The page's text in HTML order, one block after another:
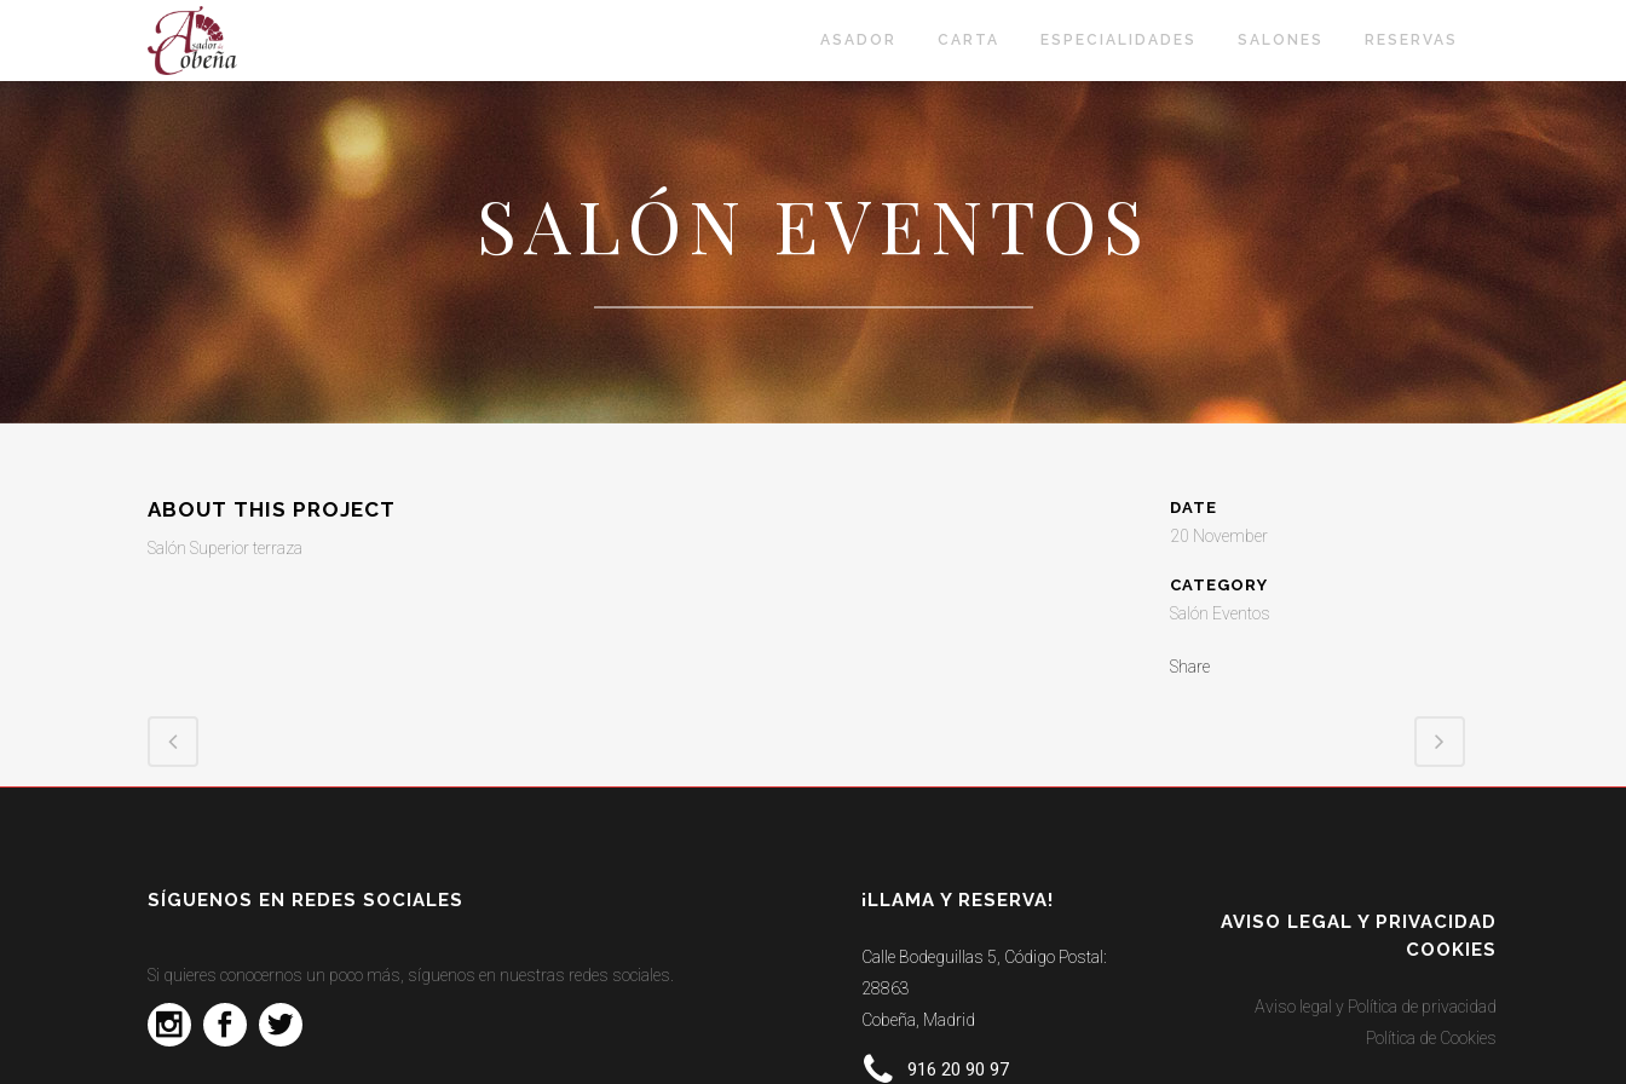
ASADOR CARTA ESPECIALIDADES SALONES RESERVAS
SALÓN EVENTOS
ABOUT THIS PROJECT
Salón Superior terraza
DATE
20 November
CATEGORY
Salón Eventos
Share
SÍGUENOS EN REDES SOCIALES
Si quieres conocernos un poco más, síguenos en nuestras redes sociales.
¡LLAMA Y RESERVA!
Calle Bodeguillas 5, Código Postal:
28863
Cobeña, Madrid
916 20 90 97
AVISO LEGAL Y PRIVACIDAD
COOKIES
Aviso legal y Política de privacidad
Política de Cookies